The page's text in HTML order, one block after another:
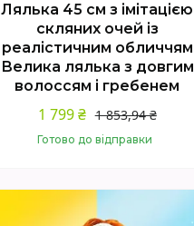
Лялька 45 см з імітацією
скляних очей із
реалістичним обличчям
Велика лялька з довгим
волоссям і гребенем
1 853,94 ₴
1 799 ₴
Готово до відправки
Купити